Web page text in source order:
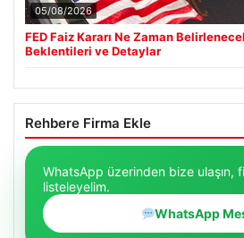
05/08/2026
FED Faiz Kararı Ne Zaman
Beklentileri ve Detaylar
Rehbere Firma Ekle
WhatsApp üzerinden bize ulaşın,
listeleyelim.
WhatsApp